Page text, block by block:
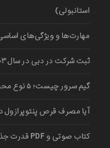
استانبولی)
مهارت‌ها و ویژگی‌های
ثبت شرکت در دبی در سال ۱۴۰۳
گیم سرور چیست؛ ۵ نوع محبوب آن
آیا مصرف قرص پنتوپرازول
کتاب صوتی و PDF قدرت جذبه از برایان تریسی